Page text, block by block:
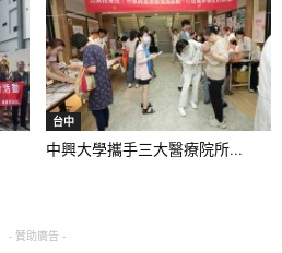
台中
中興大學攜手三大醫療院所...
- 贊助廣告 -